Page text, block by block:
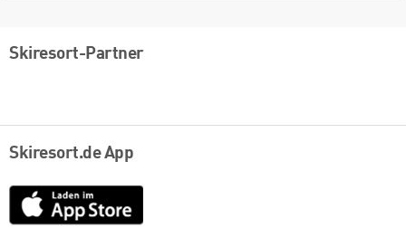
Skiresort-Partner
Skiresort.de App
App
Store